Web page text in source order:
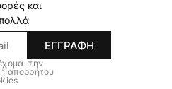
και
ΕΓΓΡΑΦΗ
την
απορρήτου